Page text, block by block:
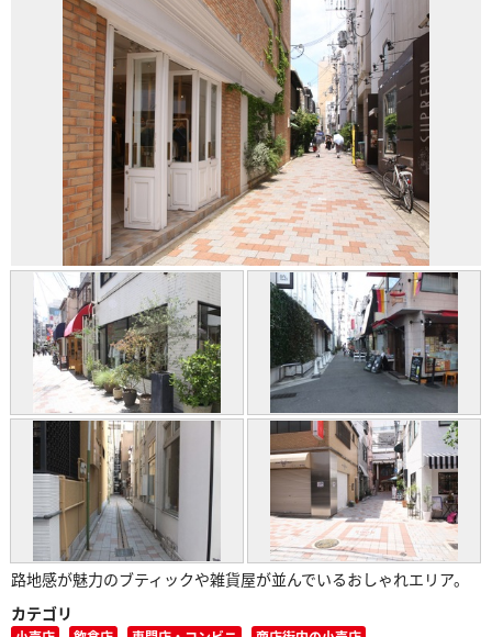
路地感が魅力のブティックや雑貨屋が並んでいるおしゃれエリア。
カテゴリ